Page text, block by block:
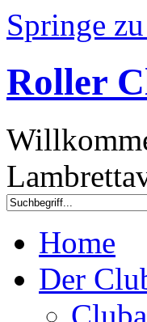
Springe
Roller
Home
Der